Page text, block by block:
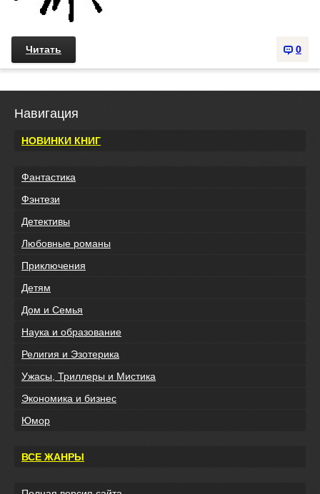
0
Читать
Навигация
НОВИНКИ КНИГ
Фантастика
Фэнтези
Детективы
Любовные романы
Приключения
Детям
Дом и Семья
Наука и образование
Религия и Эзотерика
Ужасы, Триллеры и Мистика
Экономика и бизнес
Юмор
ВСЕ ЖАНРЫ